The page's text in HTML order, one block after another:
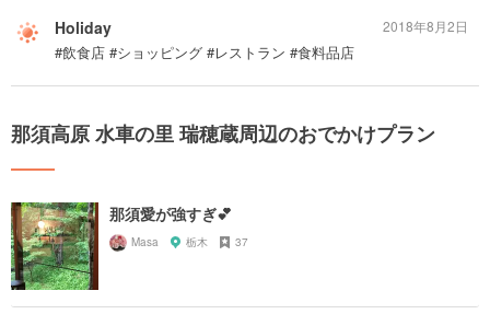
Holiday
#飲食店 #ショッピング #レストラン #食料品店
2018年8月2日
那須高原 水車の里 瑞穂蔵周辺のおでかけプラン
那須愛が強すぎ💕
Masa 栃木 37